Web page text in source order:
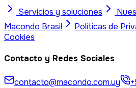
Servicios y soluciones
Macondo Brasil Políticas de
Cookies
Contacto y Redes Sociales
contacto@macondo.com.uy